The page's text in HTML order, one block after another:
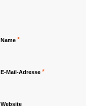
Name *
E-Mail-Adresse *
Website